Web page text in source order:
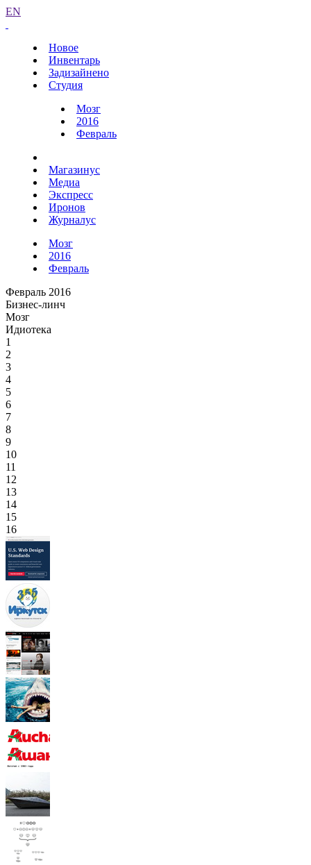
EN
Новое
Инвентарь
Задизайнено
Студия
Мозг
2016
Февраль
Магазинус
Медиа
Экспресс
Иронов
Журналус
Мозг
2016
Февраль
Февраль 2016
Бизнес-линч
Мозг
Идиотека
1
2
3
4
5
6
7
8
9
10
11
12
13
14
15
16